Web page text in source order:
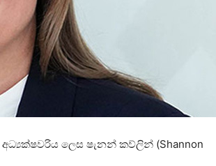
අධ්‍යක්ෂවරිය ලෙස ෂැනන් කව්ලින් (Shannon